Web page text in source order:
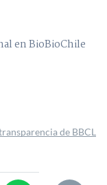
en BioBioChile
de BBCL